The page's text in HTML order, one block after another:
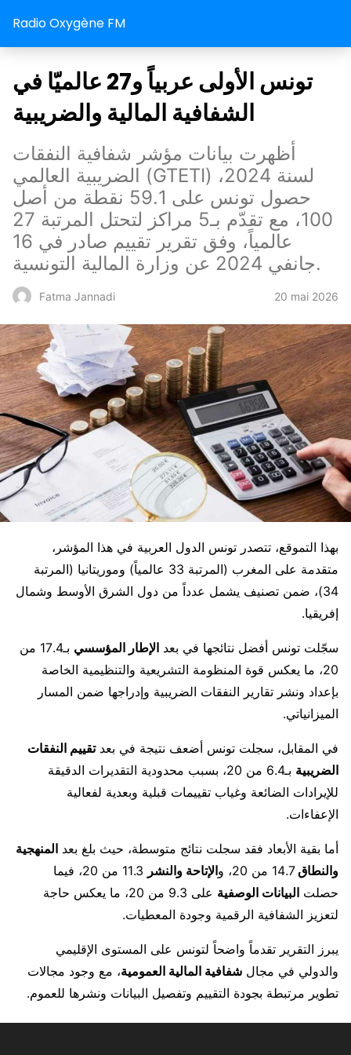
Radio Oxygène FM
تونس الأولى عربياً و27 عالميّا في
الشفافية المالية والضريبية
أظهرت بيانات مؤشر شفافية النفقات
الضريبية العالمي (GTETI) لسنة 2024،
حصول تونس على 59.1 نقطة من أصل
100، مع تقدّم بـ5 مراكز لتحتل المرتبة 27
عالمياً، وفق تقرير تقييم صادر في 16
جانفي 2024 عن وزارة المالية التونسية.
Fatma Jannadi 20 mai 2026
بهذا التموقع، تتصدر تونس الدول العربية في هذا المؤشر،
متقدمة على المغرب (المرتبة 33 عالمياً) وموريتانيا (المرتبة
34)، ضمن تصنيف يشمل عدداً من دول الشرق الأوسط وشمال
إفريقيا.
سجّلت تونس أفضل نتائجها في بعد الإطار المؤسسي
بـ17.4 من
20، ما يعكس قوة المنظومة التشريعية والتنظيمية الخاصة
بإعداد ونشر تقارير النفقات الضريبية وإدراجها ضمن المسار
الميزانياتي.
في المقابل، سجلت تونس أضعف نتيجة في بعدتقييم النفقات
الضريبية
بـ6.4 من 20، بسبب محدودية التقديرات الدقيقة
للإيرادات الضائعة وغياب تقييمات قبلية وبعدية لفعالية
الإعفاءات.
أما بقية الأبعاد فقد سجلت نتائج متوسطة، حيث بلغ بعد المنهجية
والنطاق14.7 من 20، و الإتاحة والنشر
11.3 من 20، فيما
حصلت البيانات الوصفية
على 9.3 من 20، ما يعكس حاجة
لتعزيز الشفافية الرقمية وجودة المعطيات.
يبرز التقرير تقدماً واضحاً لتونس على المستوى الإقليمي
والدولي في مجال شفافية المالية العمومية، مع وجود مجالات
تطوير مرتبطة بجودة التقييم وتفصيل البيانات ونشرها للعموم.